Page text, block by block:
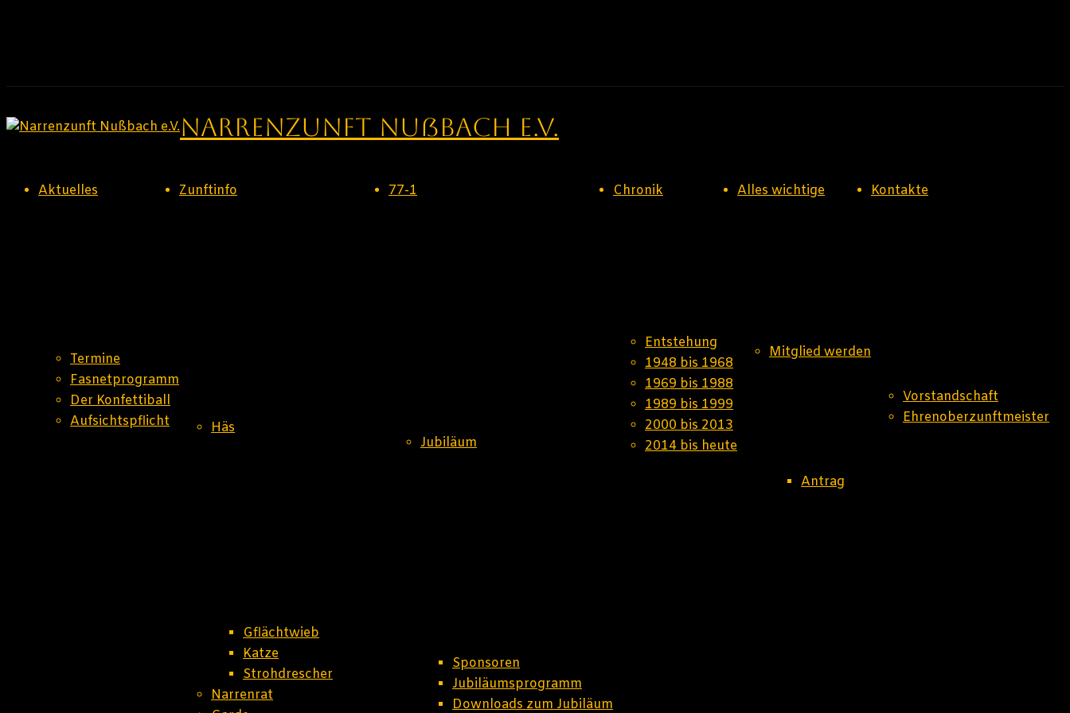
Narrenzunft Nußbach e.V.
Aktuelles
Termine
Fasnetprogramm
Der Konfettiball
Aufsichtspflicht
Zunftinfo
Häs
Gflächtwieb
Katze
Strohdrescher
Narrenrat
77-1
Jubiläum
Sponsoren
Jubiläumsprogramm
Downloads zum Jubiläum
Chronik
Entstehung
1948 bis 1968
1969 bis 1988
1989 bis 1999
2000 bis 2013
2014 bis heute
Alles wichtige
Mitglied werden
Antrag
Kontakte
Vorstandschaft
Ehrenoberzunftmeister